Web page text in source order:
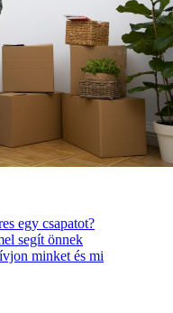
egy csapatot?
segít önnek
minket és mi